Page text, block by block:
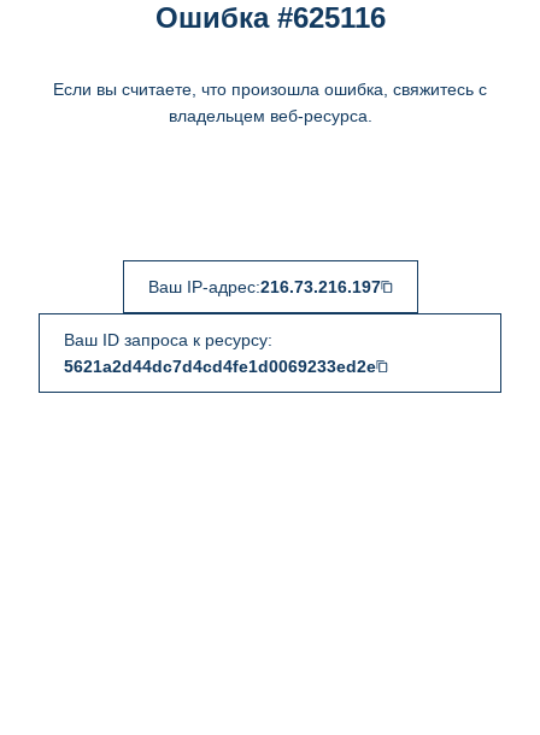
Ошибка #625116
Если вы считаете, что произошла ошибка, свяжитесь с
владельцем веб-ресурса.
Ваш IP-адрес:216.73.216.197
Ваш ID запроса к ресурсу:
5621a2d44dc7d4cd4fe1d0069233ed2e